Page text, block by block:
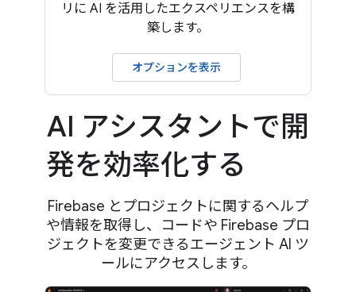
リに AI を活用したエクスペリエンスを構
築します。
オプションを表示
AI アシスタントで開
発を効率化する
Firebase とプロジェクトに関するヘルプ
や情報を取得し、コードや Firebase プロ
ジェクトを変更できるエージェント AI ツ
ールにアクセスします。